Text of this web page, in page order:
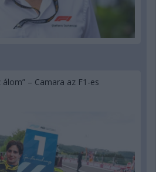
– Camara az F1-es